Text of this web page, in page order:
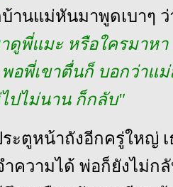
านแม่หันมาพูดเบาๆ ว่
ดูพี่แมะ หรือใครมาห
อพี่เขาตื่นก็ บอกว่าแ
ปไม่นาน ก็กลับ"
ะตูหน้าถังอีกครู่ใหญ่ เ
ำความได้ พ่อก็ยังไม่ก